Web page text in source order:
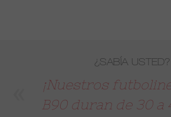
¿SABÍA USTED?
¡Nuestros
B90 duran de 30 a